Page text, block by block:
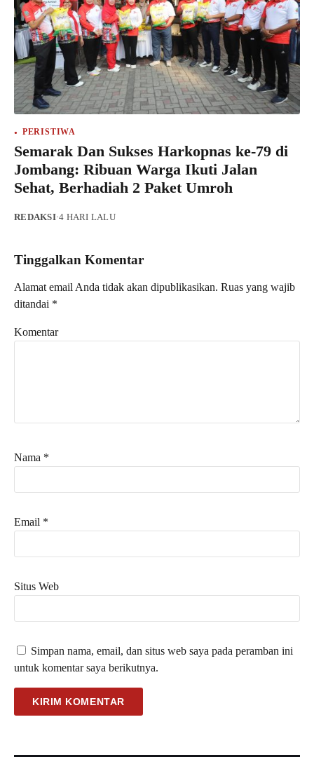
PERISTIWA
Semarak Dan Sukses Harkopnas ke-79 di
Jombang: Ribuan Warga Ikuti Jalan
Sehat, Berhadiah 2 Paket Umroh
REDAKSI·4 HARI LALU
Tinggalkan Komentar
Alamat email Anda tidak akan dipublikasikan. Ruas yang wajib
ditandai *
Komentar
Nama *
Email *
Situs Web
Simpan nama, email, dan situs web saya pada peramban ini
untuk komentar saya berikutnya.